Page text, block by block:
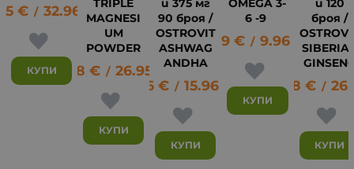
€ / 32.96 лв.
КУПИ
TRIPLE
MAGNESI
UM
POWDER
13.78 € / 26.95 лв.
КУПИ
и 375 мг
90 броя /
OSTROVIT
ASHWAG
ANDHA
8.16 € / 15.96 лв.
КУПИ
OMEGA 3-
6 -9
5.09 € / 9.96 лв.
КУПИ
и 120
броя /
13.78 € /
КУПИ